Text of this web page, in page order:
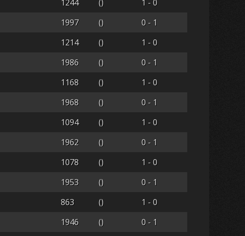
1244 ()
1 - 0
1997 ()
0 - 1
1214 ()
1 - 0
1986 ()
0 - 1
1168 ()
1 - 0
1968 ()
0 - 1
1094 ()
1 - 0
1962 ()
0 - 1
1078 ()
1 - 0
1953 ()
0 - 1
863 ()
1 - 0
1946 ()
0 - 1